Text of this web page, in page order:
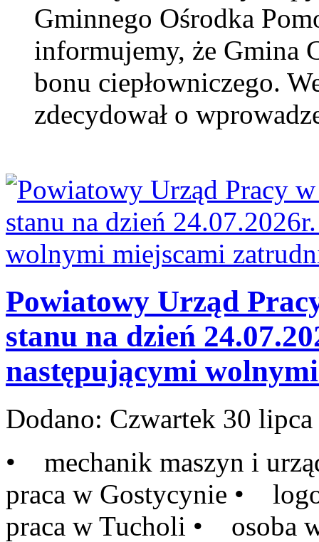
Gminnego Ośrodka
informujemy, że Gmina
bonu ciepłowniczego.
zdecydował o
Powiatowy Urząd
stanu na dzień
następującymi
Dodano: Czwartek 30
• mechanik maszyn i
praca w Gostycynie •
praca w Tucholi • osoba